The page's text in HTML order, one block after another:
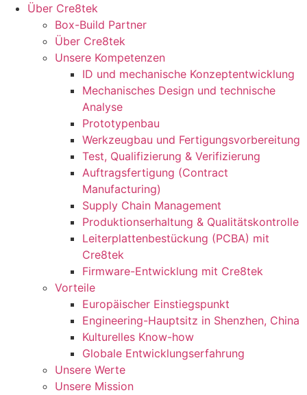
Über Cre8tek
Box-Build Partner
Über Cre8tek
Unsere Kompetenzen
ID und mechanische Konzeptentwicklung
Mechanisches Design und technische
Analyse
Prototypenbau
Werkzeugbau und Fertigungsvorbereitung
Test, Qualifizierung & Verifizierung
Auftragsfertigung (Contract
Manufacturing)
Supply Chain Management
Produktionserhaltung & Qualitätskontrolle
Leiterplattenbestückung (PCBA) mit
Cre8tek
Firmware-Entwicklung mit Cre8tek
Vorteile
Europäischer Einstiegspunkt
Engineering-Hauptsitz in Shenzhen, China
Kulturelles Know-how
Globale Entwicklungserfahrung
Unsere Werte
Unsere Mission